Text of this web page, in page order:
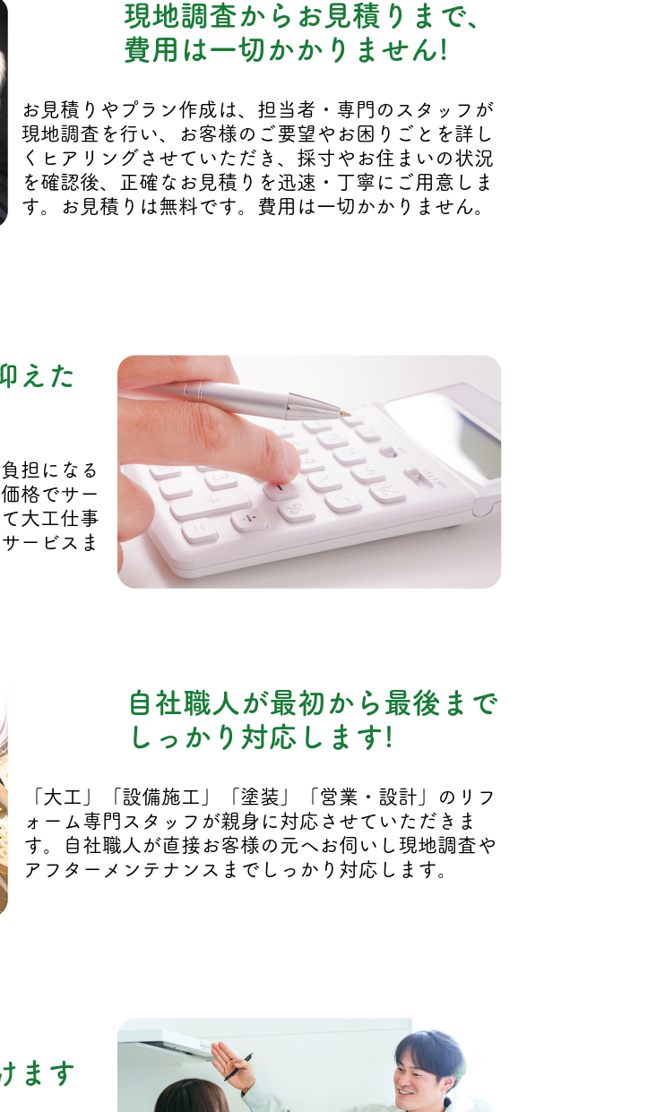
現地調査からお見積りまで、
費用は一切かかりません!
お見積りやプラン作成は、担当者・専門のスタッフが
現地調査を行い、お客様のご要望やお困りごとを詳し
くヒアリングさせていただき、採寸やお住まいの状況
を確認後、正確なお見積りを迅速・丁寧にご用意しま
す。お見積りは無料です。費用は一切かかりません。
えた
担になる
格でサー
大工仕事
ービスま
自社職人が最初から最後まで
しっかり対応します!
「大工」「設備施工」「塗装」「営業・設計」のリフ
ォーム専門スタッフが親身に対応させていただきま
す。自社職人が直接お客様の元へお伺いし現地調査や
アフターメンテナンスまでしっかり対応します。
ます